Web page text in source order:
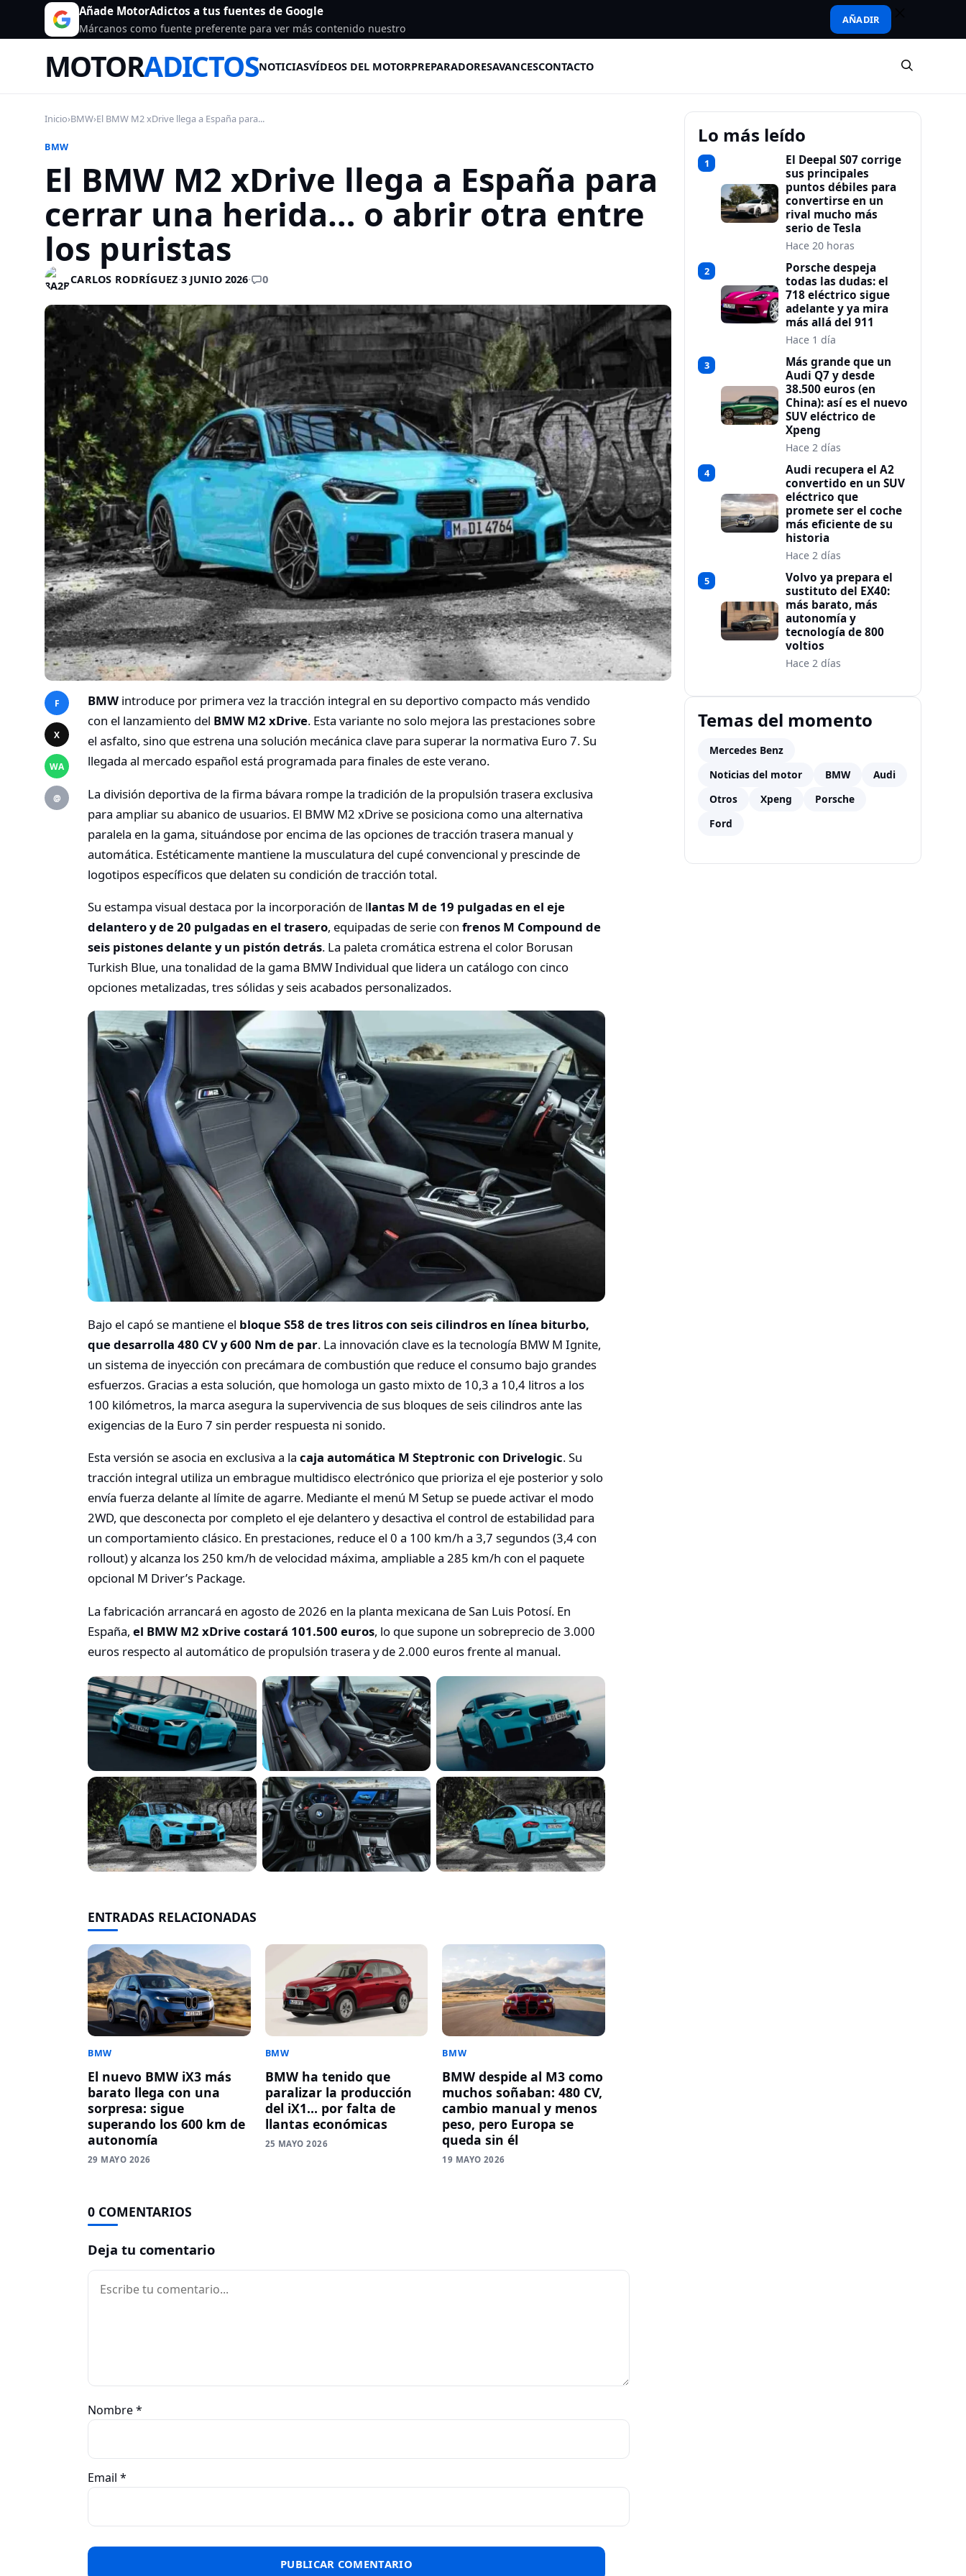
Añade MotorAdictos a tus fuentes de Google
Márcanos como fuente preferente para ver más contenido nuestro
AÑADIR
MOTORADICTOSNOTICIASVÍDEOS DEL MOTORPREPARADORESAVANCESCONTACTO
Inicio›BMW›El BMW M2 xDrive llega a España para...
BMW
El BMW M2 xDrive llega a España para
cerrar una herida… o abrir otra entre
los puristas
CARLOS RODRÍGUEZ·3 JUNIO 2026· 0
F
X
WA
@
BMW introduce por primera vez la tracción integral en su deportivo compacto más vendido
con el lanzamiento del BMW M2 xDrive. Esta variante no solo mejora las prestaciones sobre
el asfalto, sino que estrena una solución mecánica clave para superar la normativa Euro 7. Su
llegada al mercado español está programada para finales de este verano.
La división deportiva de la firma bávara rompe la tradición de la propulsión trasera exclusiva
para ampliar su abanico de usuarios. El BMW M2 xDrive se posiciona como una alternativa
paralela en la gama, situándose por encima de las opciones de tracción trasera manual y
automática. Estéticamente mantiene la musculatura del cupé convencional y prescinde de
logotipos específicos que delaten su condición de tracción total.
Su estampa visual destaca por la incorporación de llantas M de 19 pulgadas en el eje
delantero y de 20 pulgadas en el trasero, equipadas de serie con frenos M Compound de
seis pistones delante y un pistón detrás. La paleta cromática estrena el color Borusan
Turkish Blue, una tonalidad de la gama BMW Individual que lidera un catálogo con cinco
opciones metalizadas, tres sólidas y seis acabados personalizados.
Bajo el capó se mantiene el bloque S58 de tres litros con seis cilindros en línea biturbo,
que desarrolla 480 CV y 600 Nm de par. La innovación clave es la tecnología BMW M Ignite,
un sistema de inyección con precámara de combustión que reduce el consumo bajo grandes
esfuerzos. Gracias a esta solución, que homologa un gasto mixto de 10,3 a 10,4 litros a los
100 kilómetros, la marca asegura la supervivencia de sus bloques de seis cilindros ante las
exigencias de la Euro 7 sin perder respuesta ni sonido.
Esta versión se asocia en exclusiva a la caja automática M Steptronic con Drivelogic. Su
tracción integral utiliza un embrague multidisco electrónico que prioriza el eje posterior y solo
envía fuerza delante al límite de agarre. Mediante el menú M Setup se puede activar el modo
2WD, que desconecta por completo el eje delantero y desactiva el control de estabilidad para
un comportamiento clásico. En prestaciones, reduce el 0 a 100 km/h a 3,7 segundos (3,4 con
rollout) y alcanza los 250 km/h de velocidad máxima, ampliable a 285 km/h con el paquete
opcional M Driver’s Package.
La fabricación arrancará en agosto de 2026 en la planta mexicana de San Luis Potosí. En
España, el BMW M2 xDrive costará 101.500 euros, lo que supone un sobreprecio de 3.000
euros respecto al automático de propulsión trasera y de 2.000 euros frente al manual.
ENTRADAS RELACIONADAS
BMW
El nuevo BMW iX3 más
barato llega con una
sorpresa: sigue
superando los 600 km de
autonomía
29 MAYO 2026
BMW
BMW ha tenido que
paralizar la producción
del iX1… por falta de
llantas económicas
25 MAYO 2026
BMW
BMW despide al M3 como
muchos soñaban: 480 CV,
cambio manual y menos
peso, pero Europa se
queda sin él
19 MAYO 2026
0 COMENTARIOS
Deja tu comentario
Comentario
Nombre*
Email *
Lo más leído
1
El Deepal S07 corrige
sus principales
puntos débiles para
convertirse en un
rival mucho más
serio de Tesla
Hace 20 horas
2
Porsche despeja
todas las dudas: el
718 eléctrico sigue
adelante y ya mira
más allá del 911
Hace 1 día
3
Más grande que un
Audi Q7 y desde
38.500 euros (en
China): así es el nuevo
SUV eléctrico de
Xpeng
Hace 2 días
4
Audi recupera el A2
convertido en un SUV
eléctrico que
promete ser el coche
más eficiente de su
historia
Hace 2 días
5
Volvo ya prepara el
sustituto del EX40:
más barato, más
autonomía y
tecnología de 800
voltios
Hace 2 días
Temas del momento
Mercedes Benz
Noticias del motor
BMW
Audi
Otros
Xpeng
Porsche
Ford